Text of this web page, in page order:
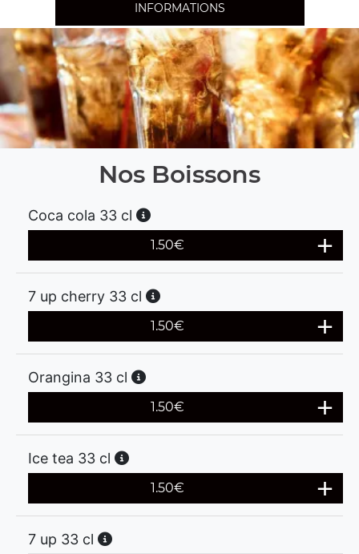
INFORMATIONS
Nos Boissons
Coca cola 33 cl
1.50€
7 up cherry 33 cl
1.50€
Orangina 33 cl
1.50€
Ice tea 33 cl
1.50€
7 up 33 cl